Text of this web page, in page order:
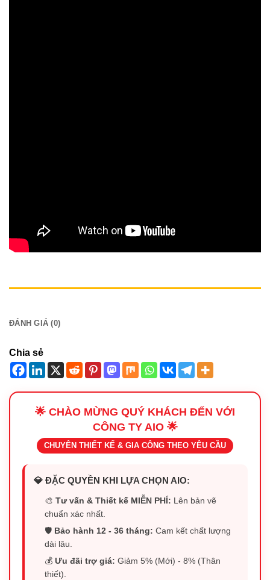
ĐÁNH GIÁ (0)
Chia sẻ
🌟 CHÀO MỪNG QUÝ KHÁCH ĐẾN VỚI
CÔNG TY AIO 🌟
CHUYÊN THIẾT KẾ & GIA CÔNG THEO YÊU CẦU
💎 ĐẶC QUYỀN KHI LỰA CHỌN AIO:
🎨Tư vấn & Thiết kế MIỄN PHÍ: Lên bản vẽ
chuẩn xác nhất.
🛡️ Bảo hành 12 - 36 tháng: Cam kết chất lượng
dài lâu.
💰Ưu đãi trợ giá: Giảm 5% (Mới) - 8% (Thân
thiết).